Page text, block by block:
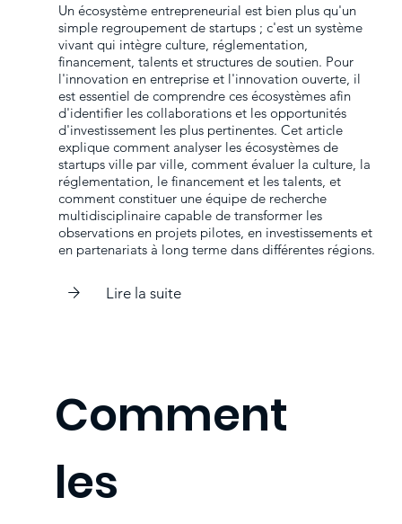
Un écosystème entrepreneurial est bien plus qu'un
simple regroupement de startups ; c'est un système
vivant qui intègre culture, réglementation,
financement, talents et structures de soutien. Pour
l'innovation en entreprise et l'innovation ouverte, il
est essentiel de comprendre ces écosystèmes afin
d'identifier les collaborations et les opportunités
d'investissement les plus pertinentes. Cet article
explique comment analyser les écosystèmes de
startups ville par ville, comment évaluer la culture, la
réglementation, le financement et les talents, et
comment constituer une équipe de recherche
multidisciplinaire capable de transformer les
observations en projets pilotes, en investissements et
en partenariats à long terme dans différentes régions.
Lire la suite
Comment
les